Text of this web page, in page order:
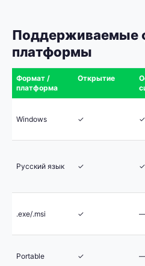
Поддерживаемые
платформы
Формат /
платформа
Открытие
Windows ✓ ✓
Русский язык ✓ ✓
.exe/.msi ✓
Portable ✓